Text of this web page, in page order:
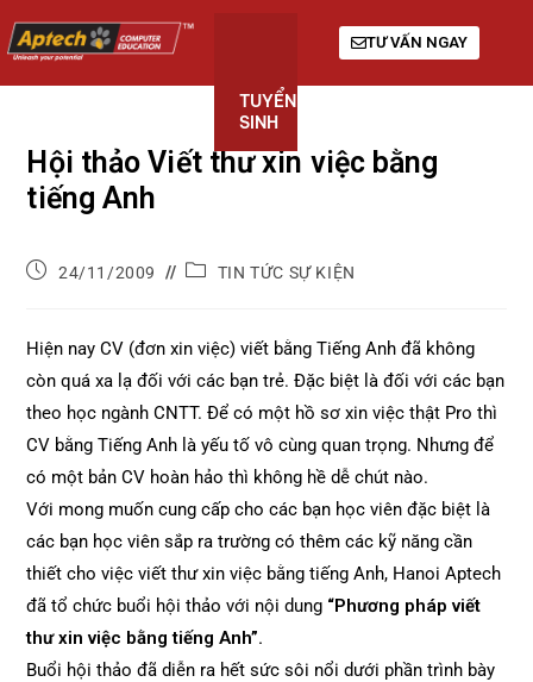
TUYỂN
SINH
TƯ VẤN NGAY
Hội thảo Viết thư xin việc bằng
tiếng Anh
24/11/2009 TIN TỨC SỰ KIỆN
Hiện nay CV (đơn xin việc) viết bằng Tiếng Anh đã không
còn quá xa lạ đối với các bạn trẻ. Đặc biệt là đối với các bạn
theo học ngành CNTT. Để có một hồ sơ xin việc thật Pro thì
CV bằng Tiếng Anh là yếu tố vô cùng quan trọng. Nhưng để
có một bản CV hoàn hảo thì không hề dễ chút nào.
Với mong muốn cung cấp cho các bạn học viên đặc biệt là
các bạn học viên sắp ra trường có thêm các kỹ năng cần
thiết cho việc viết thư xin việc bằng tiếng Anh, Hanoi Aptech
đã tổ chức buổi hội thảo với nội dung “Phương pháp viết
thư xin việc bằng tiếng Anh”.
Buổi hội thảo đã diễn ra hết sức sôi nổi dưới phần trình bày